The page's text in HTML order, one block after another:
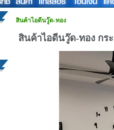
สินค้าไอดีนวู๊ด-ทอง
สินค้าไอดีนวู๊ด-ทอง กร